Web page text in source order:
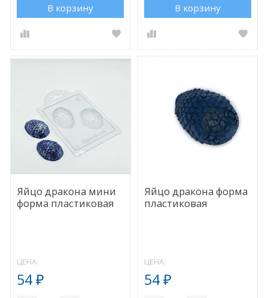
В корзину В корзину
Яйцо дракона мини
форма пластиковая
ЦЕНА:
54₽
Яйцо дракона форма
пластиковая
ЦЕНА:
54 ₽